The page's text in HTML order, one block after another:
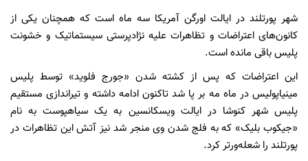
شهر پورتلند در ایالت اورگن آمریکا سه ماه است که همچنان یکی از
کانون‌های اعتراضات و تظاهرات علیه نژادپرستی سیستماتیک و خشونت
پلیس باقی مانده است.
این اعتراضات که پس از کشته شدن «جورج فلوید» توسط پلیس
مینیاپولیس در ماه مه بر پا شد تاکنون ادامه داشته و تیراندازی مستقیم
پلیس شهر کنوشا در ایالت ویسکانسین به یک سیاهپوست به نام
«جیکوب بلیک» که به فلج شدن وی منجر شد نیز آتش این تظاهرات در
پورتلند را شعله‌ورتر کرد.